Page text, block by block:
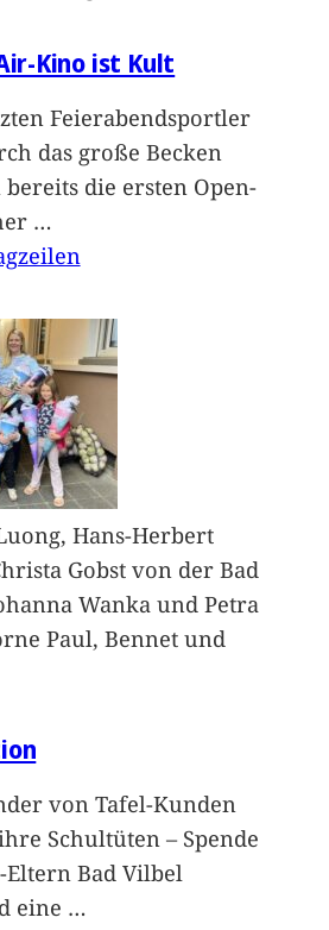
Kino ist Kult
Feierabendsportler
das große Becken
die ersten Open-
…
Hans-Herbert
Gobst von der Bad
Wanka und Petra
Paul, Bennet und
von Tafel-Kunden
Schultüten – Spende
Bad Vilbel
eine …